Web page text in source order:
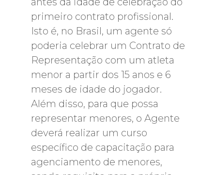
primeiro contrato profissional.
Isto é, no Brasil, um agente só
poderia celebrar um Contrato de
Representação com um atleta
menor a partir dos 15 anos e 6
meses de idade do jogador.
Além disso, para que possa
representar menores, o Agente
deverá realizar um curso
específico de capacitação para
agenciamento de menores,